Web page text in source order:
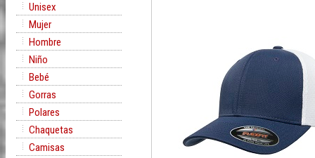
Unisex
Mujer
Hombre
Niño
Bebé
Gorras
Polares
Chaquetas
Camisas